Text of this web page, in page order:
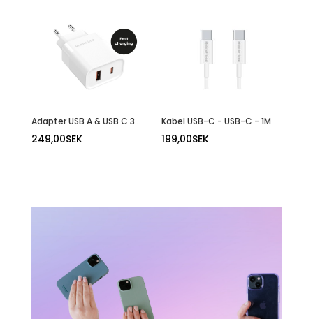
Adapter USB A & USB C 30W
249,00SEK
Kabel USB-C - USB-C - 1M
199,00SEK